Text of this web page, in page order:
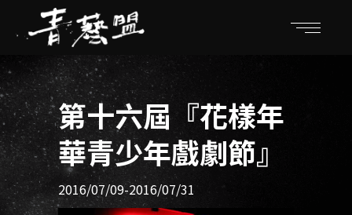
第十六屆『花樣年
華青少年戲劇節』
2016/07/09-2016/07/31